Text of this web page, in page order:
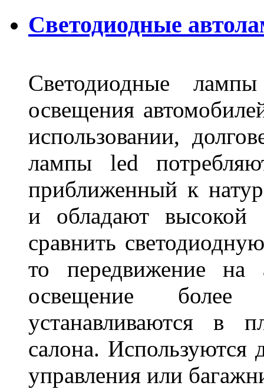
Светодиодные
Светодиодные
освещения
использовании,
лампы led
приближенный к
и обладают высокой
сравнить
то передвижение
освещение
устанавливаются в
салона. Используются
управления или